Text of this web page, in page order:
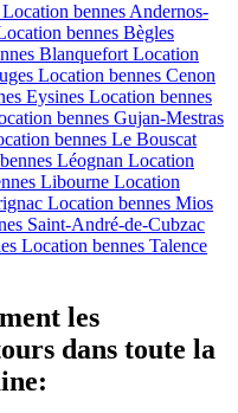
Location bennes Andernos-
bennes Bègles
Blanquefort Location
Location bennes Cenon
Eysines Location bennes
bennes Gujan-Mestras
bennes Le Bouscat
Léognan Location
Libourne Location
Location bennes Mios
Saint-André-de-Cubzac
Location bennes Talence
les
dans toute la